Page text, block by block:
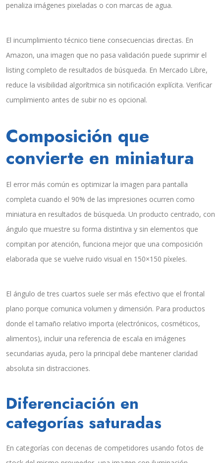
penaliza imágenes pixeladas o con marcas de agua.
El incumplimiento técnico tiene consecuencias directas. En
Amazon, una imagen que no pasa validación puede suprimir el
listing completo de resultados de búsqueda. En Mercado Libre,
reduce la visibilidad algorítmica sin notificación explícita. Verificar
cumplimiento antes de subir no es opcional.
Composición que
convierte en miniatura
El error más común es optimizar la imagen para pantalla
completa cuando el 90% de las impresiones ocurren como
miniatura en resultados de búsqueda. Un producto centrado, con
ángulo que muestre su forma distintiva y sin elementos que
compitan por atención, funciona mejor que una composición
elaborada que se vuelve ruido visual en 150×150 píxeles.
El ángulo de tres cuartos suele ser más efectivo que el frontal
plano porque comunica volumen y dimensión. Para productos
donde el tamaño relativo importa (electrónicos, cosméticos,
alimentos), incluir una referencia de escala en imágenes
secundarias ayuda, pero la principal debe mantener claridad
absoluta sin distracciones.
Diferenciación en
categorías saturadas
En categorías con decenas de competidores usando fotos de